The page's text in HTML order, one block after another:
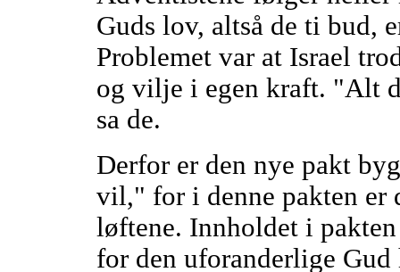
Guds lov, altså de ti bud,
Problemet var at Israel
og vilje i egen kraft. "Alt
sa de.
Derfor er den nye pakt
vil," for i denne pakten er
løftene. Innholdet i
for den uforanderlige